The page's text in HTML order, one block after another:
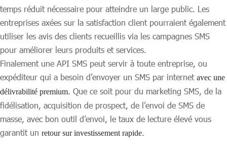
temps réduit nécessaire pour atteindre un large public. Les
entreprises axées sur la satisfaction client pourraient également
utiliser les avis des clients recueillis via les campagnes SMS
pour améliorer leurs produits et services.
Finalement une API SMS peut servir à toute entreprise, ou
expéditeur qui a besoin d’envoyer un SMS par internet avec une
délivrabilité premium. Que ce soit pour du marketing SMS, de la
fidélisation, acquisition de prospect, de l’envoi de SMS de
masse, avec bon outil d’envoi, le taux de lecture élevé vous
garantit un retour sur investissement rapide.